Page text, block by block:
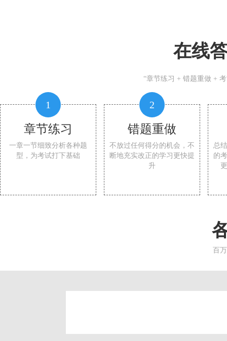
在线
“章节练习 + 错题重做 +
1
章节练习
一章一节细致分析各种题
型，为考试打下基础
2
错题重做
不放过任何得分的机会，不
断地充实改正的学习更快提
升
总
的
百